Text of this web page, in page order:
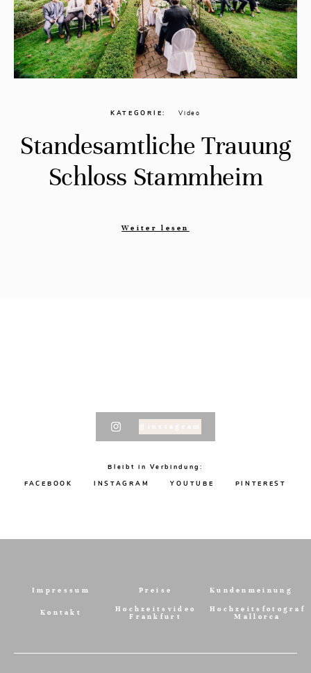
KATEGORIE Video
Standesamtliche Trauung
Schloss Stammheim
Weiter lesen
@instagram
Bleibt in Verbindung:
FACEBOOK
INSTAGRAM YOUTUBE PINTEREST
Impressum Preise Kundenmeinung
Kontakt
Hochzeitsvideo
Frankfurt
Hochzeitsfotograf
Mallorca